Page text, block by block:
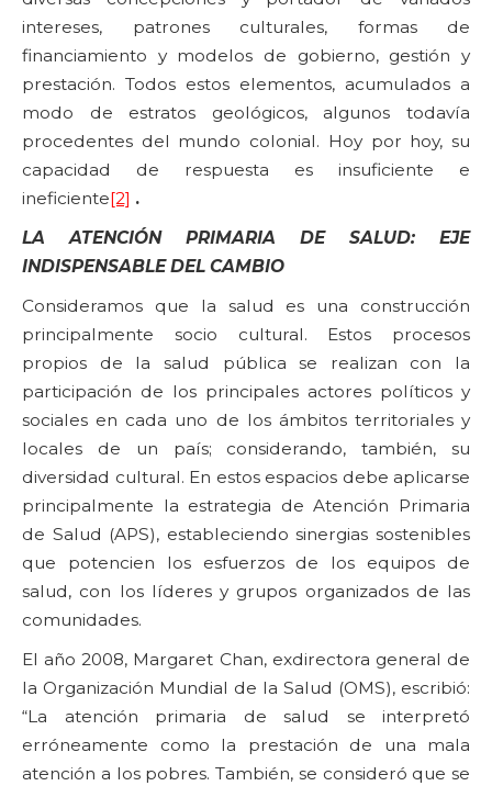
intereses, patrones culturales, formas de
financiamiento y modelos de gobierno, gestión y
prestación. Todos estos elementos, acumulados a
modo de estratos geológicos, algunos todavía
procedentes del mundo colonial. Hoy por hoy, su
capacidad de respuesta es insuficiente e
ineficiente[2] .
LA ATENCIÓN PRIMARIA DE SALUD: EJE
INDISPENSABLE DEL CAMBIO
Consideramos que la salud es una construcción
principalmente socio cultural. Estos procesos
propios de la salud pública se realizan con la
participación de los principales actores políticos y
sociales en cada uno de los ámbitos territoriales y
locales de un país; considerando, también, su
diversidad cultural. En estos espacios debe aplicarse
principalmente la estrategia de Atención Primaria
de Salud (APS), estableciendo sinergias sostenibles
que potencien los esfuerzos de los equipos de
salud, con los líderes y grupos organizados de las
comunidades.
El año 2008, Margaret Chan, exdirectora general de
la Organización Mundial de la Salud (OMS), escribió:
“La atención primaria de salud se interpretó
erróneamente como la prestación de una mala
atención a los pobres. También, se consideró que se